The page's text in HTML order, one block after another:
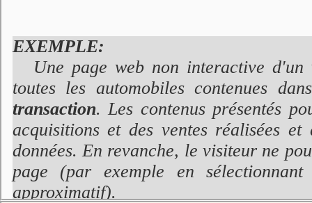
EXEMPLE:
Une page web non interactive
toutes les automobiles contenues
transaction. Les contenus présentés
acquisitions et des ventes réalisées
données. En revanche, le visiteur ne
page (par exemple en
approximatif).